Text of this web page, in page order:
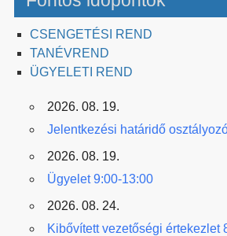
CSENGETÉSI REND
TANÉVREND
ÜGYELETI REND
2026. 08. 19.
Jelentkezési határidő
2026. 08. 19.
Ügyelet 9:00-13:00
2026. 08. 24.
Kibővített vezetőségi értekezlet